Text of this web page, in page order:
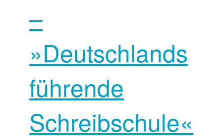
–
»Deutschlands
führende
Schreibschule«